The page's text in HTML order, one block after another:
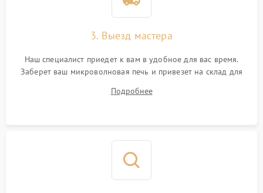
3. Выезд мастера
Наш специалист приедет к вам в удобное для вас время.
Заберет ваш микроволновая печь и привезет на склад для
Подробнее